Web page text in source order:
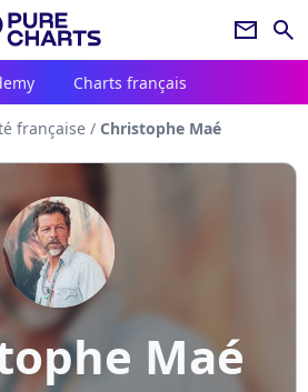
newsletter search
Charts français
française / Christophe Maé
Maé